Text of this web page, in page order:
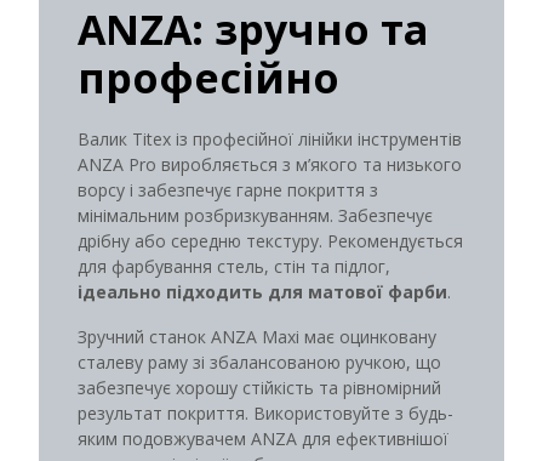
ANZA: зручно та
професійно
Валик Titex із професійної лінійки інструментів
ANZA Pro виробляється з м’якого та низького
ворсу і забезпечує гарне покриття з
мінімальним розбризкуванням. Забезпечує
дрібну або середню текстуру. Рекомендується
для фарбування стель, стін та підлог,
ідеально підходить для матової фарби.
Зручний станок ANZA Maxi має оцинковану
сталеву раму зі збалансованою ручкою, що
забезпечує хорошу стійкість та рівномірний
результат покриття. Використовуйте з будь-
яким подовжувачем ANZA для ефективнішої